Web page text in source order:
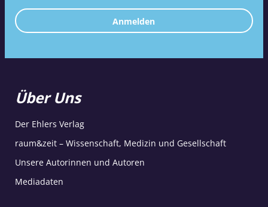
Anmelden
Über Uns
Der Ehlers Verlag
raum&zeit – Wissenschaft, Medizin und Gesellschaft
Unsere Autorinnen und Autoren
Mediadaten